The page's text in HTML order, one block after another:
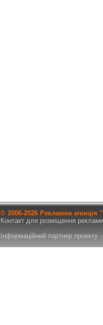
© 2006-2026 Рекламна
Контакт для розміщення
Інформаційний партнер проекту